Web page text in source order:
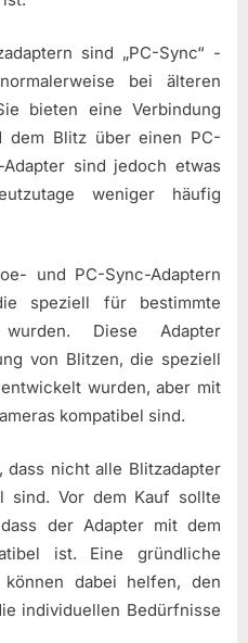
sind „PC-Sync“ -
bei älteren
bieten eine Verbindung
dem Blitz über einen PC-
sind jedoch etwas
weniger häufig
und PC-Sync-Adaptern
speziell für bestimmte
Diese Adapter
von Blitzen, die speziell
wurden, aber mit
kompatibel sind.
nicht alle Blitzadapter
sind. Vor dem Kauf sollte
der Adapter mit dem
ist. Eine gründliche
dabei helfen, den
individuellen Bedürfnisse